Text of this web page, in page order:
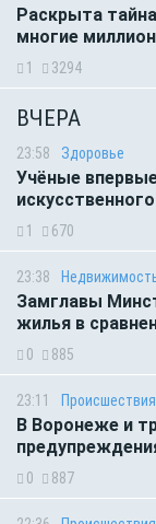
Раскрыта
многие
1 3294
ВЧЕРА
23:58 Здоровье
Учёные
1 670
23:38
Замглавы
жилья в
0 885
23:11 Происшествия
В Воронеже и
0 887